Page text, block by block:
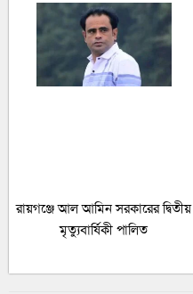
রায়গঞ্জে আল আমিন সরকারের দ্বিতীয়
মৃত্যুবার্ষিকী পালিত